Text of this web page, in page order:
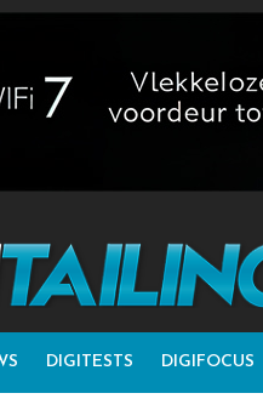
DIGITESTS DIGIFOCUS